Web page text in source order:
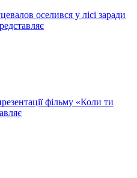
оселився у лісі заради
фільму «Коли ти